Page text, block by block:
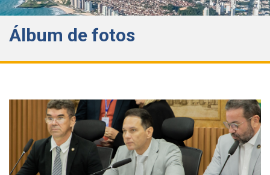
Álbum de fotos